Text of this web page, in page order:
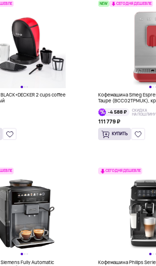
2 cups coffee
NEW СЕГОДНЯ ДЕШЕВЛЕ
Кофемашина Smeg
Taupe (BCC02TPMUK),
-4 588 ₽
СКИДКА
НА ПОШЛИНУ
111 779 ₽
КУПИТЬ
Fully Automatic
СЕГОДНЯ ДЕШЕВЛЕ
Кофемашина Philips